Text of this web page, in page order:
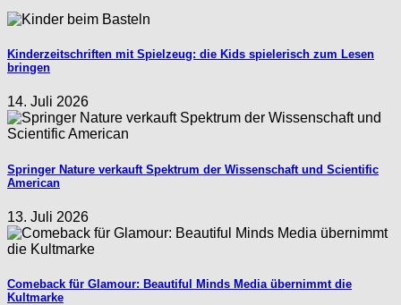
Kinderzeitschriften mit Spielzeug: die Kids spielerisch zum Lesen
bringen
14. Juli 2026
Springer Nature verkauft Spektrum der Wissenschaft und Scientific
American
13. Juli 2026
Comeback für Glamour: Beautiful Minds Media übernimmt die
Kultmarke